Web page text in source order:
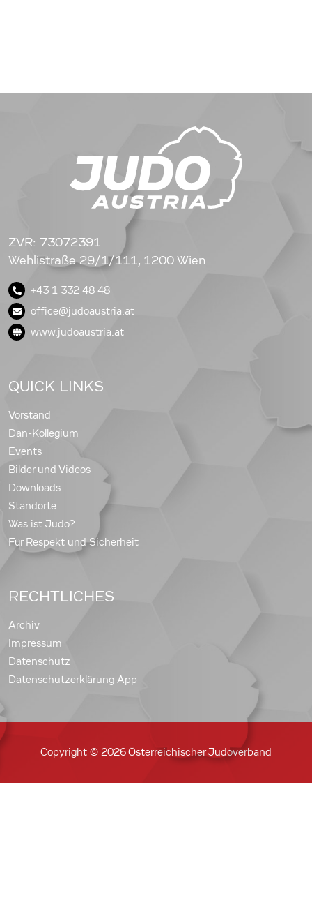
ZVR: 73072391
Wehlistraße 29/1/111, 1200 Wien
+43 1 332 48 48
office@judoaustria.at
www.judoaustria.at
QUICK LINKS
Vorstand
Dan-Kollegium
Events
Bilder und Videos
Downloads
Standorte
Was ist Judo?
Für Respekt und Sicherheit
RECHTLICHES
Archiv
Impressum
Datenschutz
Datenschutzerklärung App
Copyright © 2026 Österreichischer Judoverband